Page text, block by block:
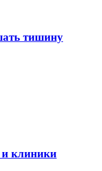
тишину
и клиники